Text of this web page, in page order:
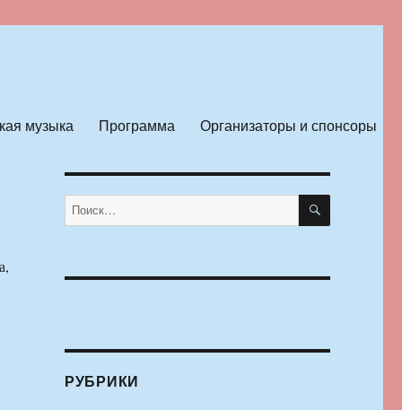
музыка Программа Организаторы и спонсоры
Искать: ПОИСК
РУБРИКИ